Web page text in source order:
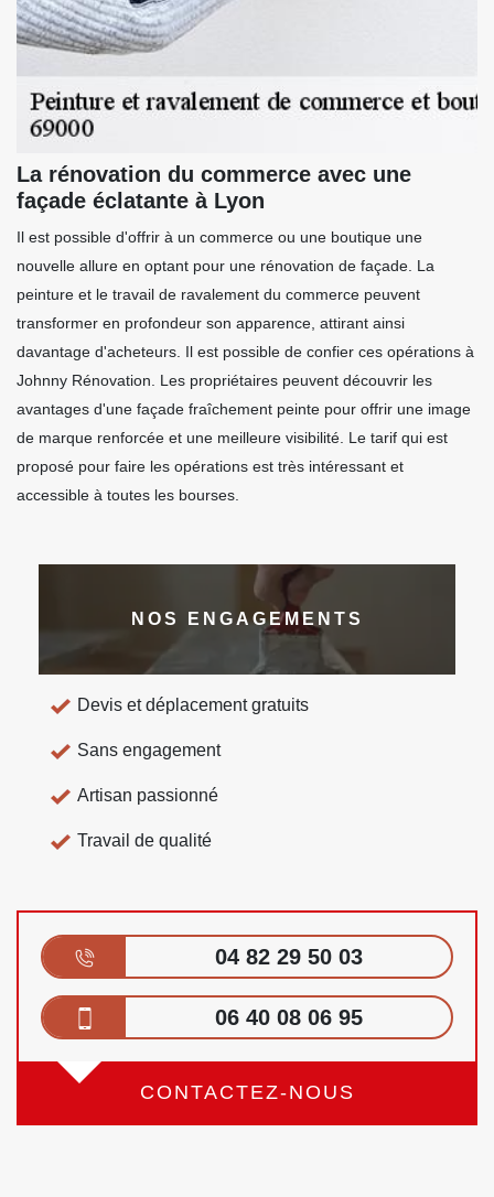
La rénovation du commerce avec une
façade éclatante à Lyon
Il est possible d'offrir à un commerce ou une boutique une
nouvelle allure en optant pour une rénovation de façade. La
peinture et le travail de ravalement du commerce peuvent
transformer en profondeur son apparence, attirant ainsi
davantage d'acheteurs. Il est possible de confier ces opérations à
Johnny Rénovation. Les propriétaires peuvent découvrir les
avantages d'une façade fraîchement peinte pour offrir une image
de marque renforcée et une meilleure visibilité. Le tarif qui est
proposé pour faire les opérations est très intéressant et
accessible à toutes les bourses.
NOS ENGAGEMENTS
Devis et déplacement gratuits
Sans engagement
Artisan passionné
Travail de qualité
04 82 29 50 03
06 40 08 06 95
CONTACTEZ-NOUS